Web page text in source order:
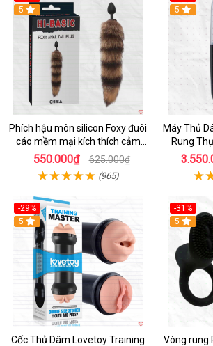
Hot
5
Phích hậu môn silicon Foxy đuôi
cáo mềm mại kích thích cảm
giác mới
550.000₫ 625.000₫
(965)
5
Máy Thủ
Rung
-29%
Hot
5
Cốc Thủ Dâm Lovetoy Training
-31%
5
Vòng rung